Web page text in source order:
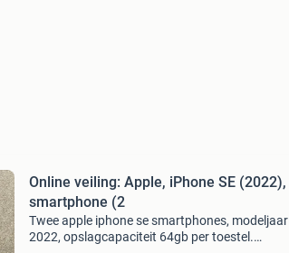
Online veiling: Apple, iPhone SE (2022),
smartphone (2
Twee apple iphone se smartphones, modeljaar
2022, opslagcapaciteit 64gb per toestel.